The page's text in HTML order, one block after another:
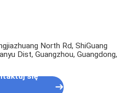
North Rd, ShiGuang
Dist, Guangzhou, Guangdong,
się